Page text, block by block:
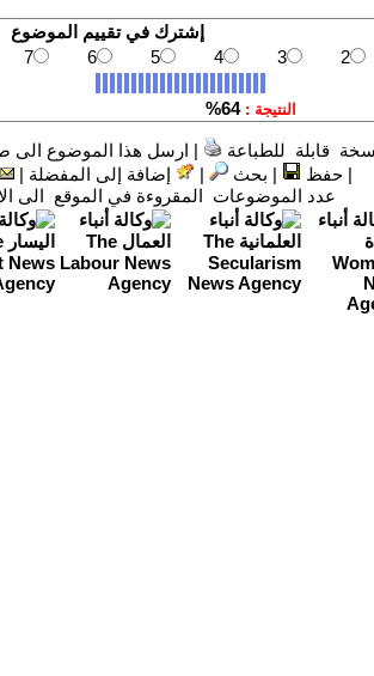
قابلة للطباعة | ارسل هذا الموضوع الى
|حفظ | بحث | إضافة إلى المفضلة |
عدد الموضوعات المقروءة في الموقع الى